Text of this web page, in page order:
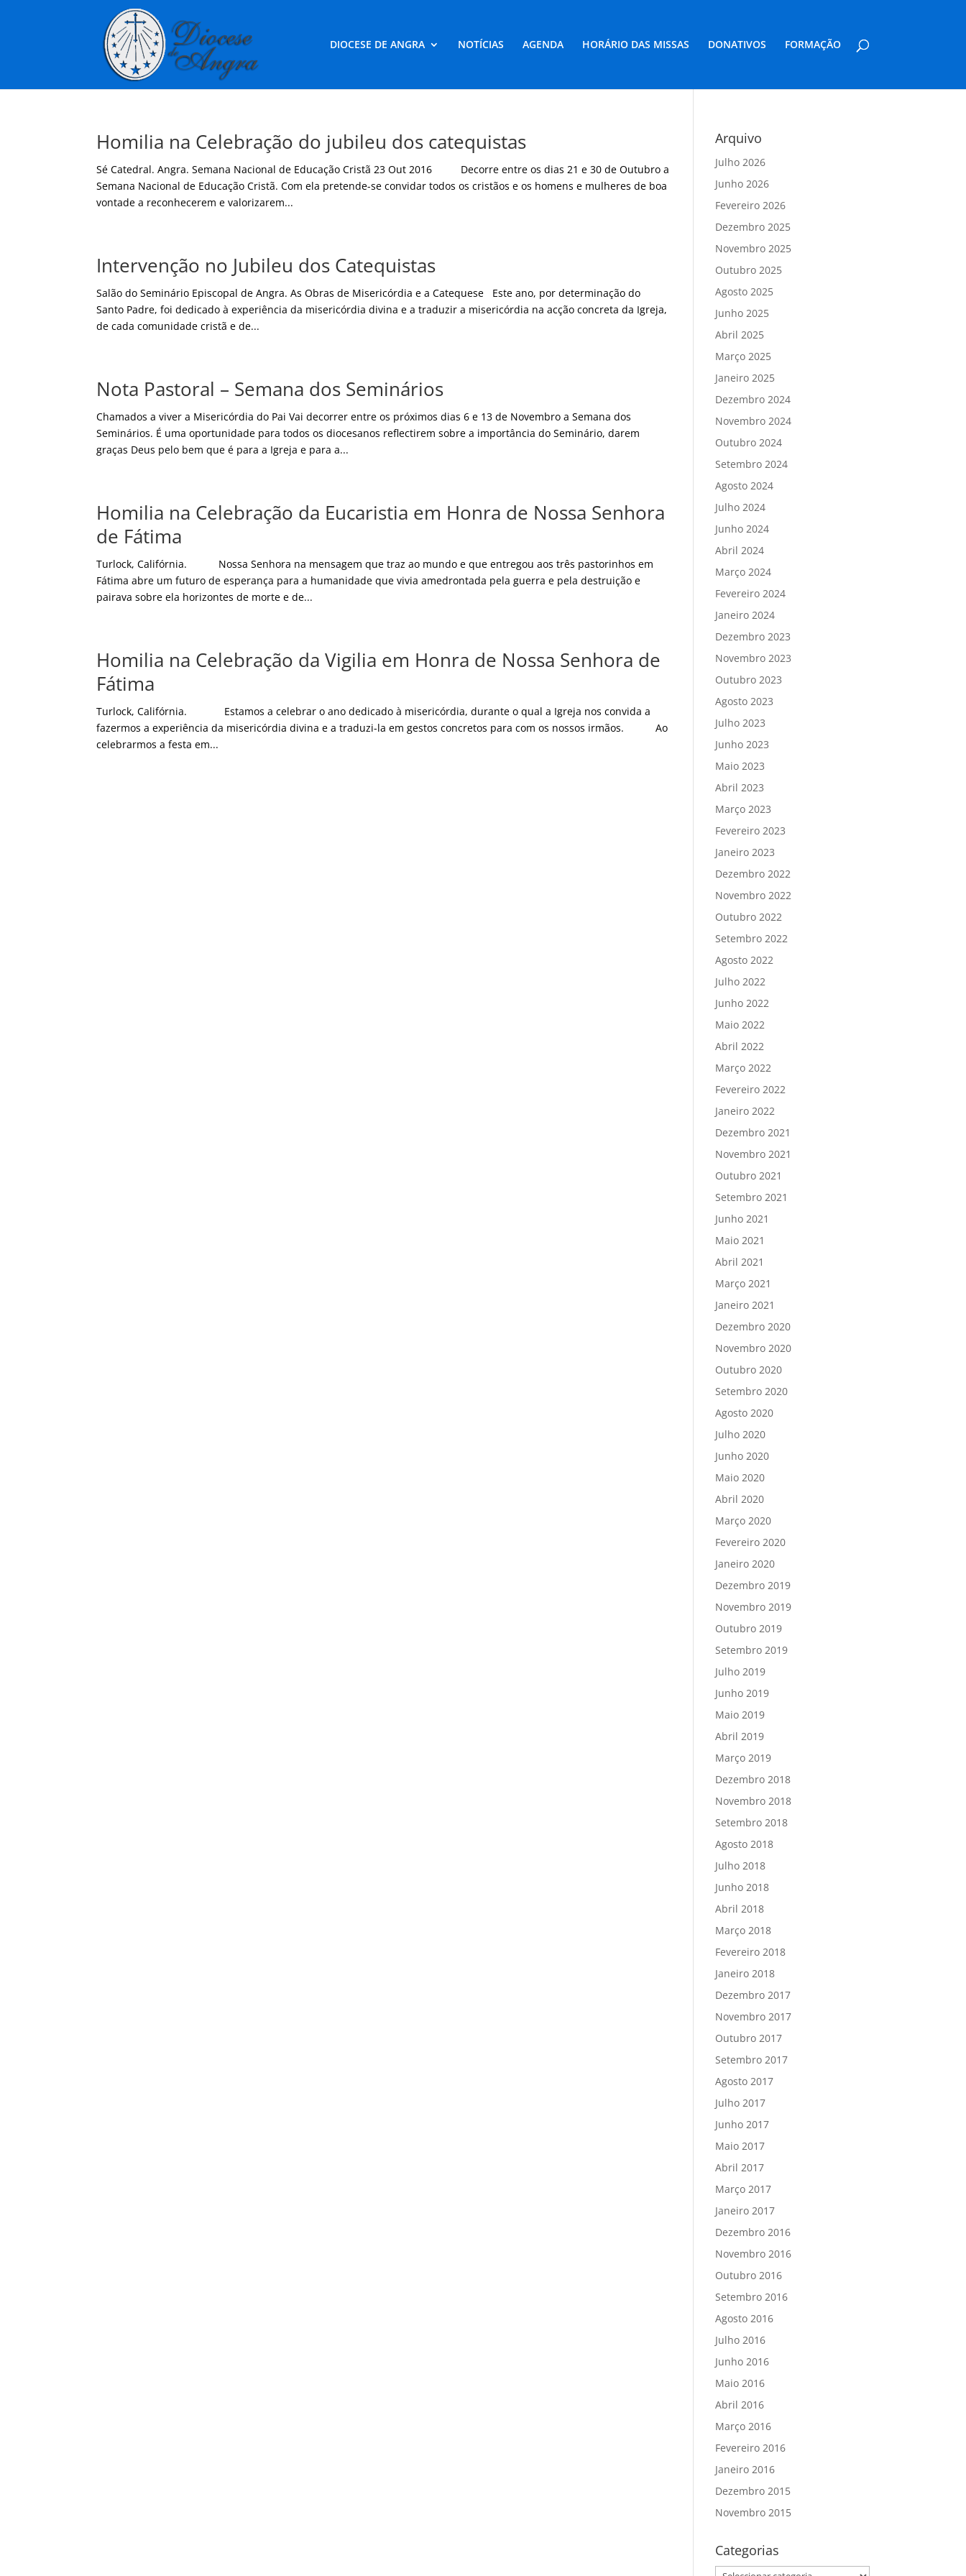
DIOCESE DE ANGRA NOTÍCIAS AGENDA HORÁRIO DAS MISSAS DONATIVOS FORMAÇÃO
Homilia na Celebração do jubileu dos catequistas
Sé Catedral. Angra. Semana Nacional de Educação Cristã 23 Out 2016 Decorre entre os dias 21 e 30 de Outubro a
Semana Nacional de Educação Cristã. Com ela pretende-se convidar todos os cristãos e os homens e mulheres de boa
vontade a reconhecerem e valorizarem...
Intervenção no Jubileu dos Catequistas
Salão do Seminário Episcopal de Angra. As Obras de Misericórdia e a Catequese Este ano, por determinação do
Santo Padre, foi dedicado à experiência da misericórdia divina e a traduzir a misericórdia na acção concreta da Igreja,
de cada comunidade cristã e de...
Nota Pastoral – Semana dos Seminários
Chamados a viver a Misericórdia do Pai Vai decorrer entre os próximos dias 6 e 13 de Novembro a Semana dos
Seminários. É uma oportunidade para todos os diocesanos reflectirem sobre a importância do Seminário, darem
graças Deus pelo bem que é para a Igreja e para a...
Homilia na Celebração da Eucaristia em Honra de Nossa Senhora
de Fátima
Turlock, Califórnia. Nossa Senhora na mensagem que traz ao mundo e que entregou aos três pastorinhos em
Fátima abre um futuro de esperança para a humanidade que vivia amedrontada pela guerra e pela destruição e
pairava sobre ela horizontes de morte e de...
Homilia na Celebração da Vigilia em Honra de Nossa Senhora de
Fátima
Turlock, Califórnia. Estamos a celebrar o ano dedicado à misericórdia, durante o qual a Igreja nos convida a
fazermos a experiência da misericórdia divina e a traduzi-la em gestos concretos para com os nossos irmãos. Ao
celebrarmos a festa em...
Arquivo
Julho 2026
Junho 2026
Fevereiro 2026
Dezembro 2025
Novembro 2025
Outubro 2025
Agosto 2025
Junho 2025
Abril 2025
Março 2025
Janeiro 2025
Dezembro 2024
Novembro 2024
Outubro 2024
Setembro 2024
Agosto 2024
Julho 2024
Junho 2024
Abril 2024
Março 2024
Fevereiro 2024
Janeiro 2024
Dezembro 2023
Novembro 2023
Outubro 2023
Agosto 2023
Julho 2023
Junho 2023
Maio 2023
Abril 2023
Março 2023
Fevereiro 2023
Janeiro 2023
Dezembro 2022
Novembro 2022
Outubro 2022
Setembro 2022
Agosto 2022
Julho 2022
Junho 2022
Maio 2022
Abril 2022
Março 2022
Fevereiro 2022
Janeiro 2022
Dezembro 2021
Novembro 2021
Outubro 2021
Setembro 2021
Junho 2021
Maio 2021
Abril 2021
Março 2021
Janeiro 2021
Dezembro 2020
Novembro 2020
Outubro 2020
Setembro 2020
Agosto 2020
Julho 2020
Junho 2020
Maio 2020
Abril 2020
Março 2020
Fevereiro 2020
Janeiro 2020
Dezembro 2019
Novembro 2019
Outubro 2019
Setembro 2019
Julho 2019
Junho 2019
Maio 2019
Abril 2019
Março 2019
Dezembro 2018
Novembro 2018
Setembro 2018
Agosto 2018
Julho 2018
Junho 2018
Abril 2018
Março 2018
Fevereiro 2018
Janeiro 2018
Dezembro 2017
Novembro 2017
Outubro 2017
Setembro 2017
Agosto 2017
Julho 2017
Junho 2017
Maio 2017
Abril 2017
Março 2017
Janeiro 2017
Dezembro 2016
Novembro 2016
Outubro 2016
Setembro 2016
Agosto 2016
Julho 2016
Junho 2016
Maio 2016
Abril 2016
Março 2016
Fevereiro 2016
Janeiro 2016
Dezembro 2015
Novembro 2015
Categorias